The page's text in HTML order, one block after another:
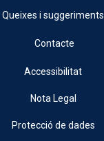
Queixes i suggeriments
Contacte
Accessibilitat
Nota Legal
Protecció de dades